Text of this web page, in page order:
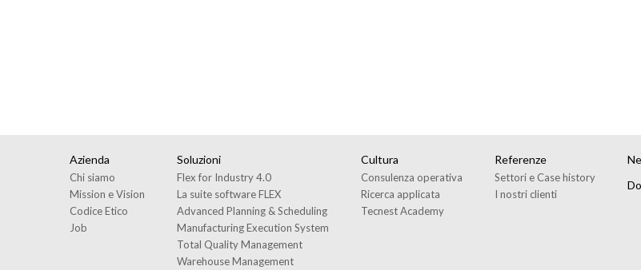
Azienda
Chi siamo
Mission e Vision
Codice Etico
Job
Soluzioni
Flex for Industry 4.0
La suite software FLEX
Advanced Planning & Scheduling
Manufacturing Execution System
Total Quality Management
Warehouse Management
Cultura
Consulenza operativa
Ricerca applicata
Tecnest Academy
Referenze
Settori e Case history
I nostri clienti